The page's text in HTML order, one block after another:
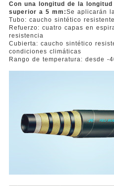
Con una longitud de la
superior a 5 mm:Se aplicarán
Tubo: caucho sintético
Refuerzo: cuatro capas en
resistencia
Cubierta: caucho sintético
condiciones climáticas
Rango de temperatura: desde -